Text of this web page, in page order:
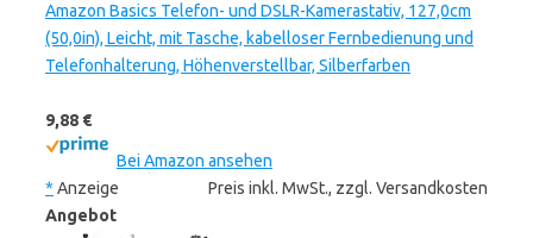
Amazon Basics Telefon- und DSLR-Kamerastativ, 127,0cm
(50,0in), Leicht, mit Tasche, kabelloser Fernbedienung und
Telefonhalterung, Höhenverstellbar, Silberfarben
9,88 €
Bei Amazon ansehen
* Anzeige
Preis inkl. MwSt., zzgl. Versandkosten
Angebot